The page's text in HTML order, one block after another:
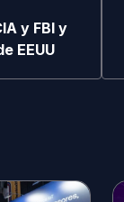
y FBI y
EEUU